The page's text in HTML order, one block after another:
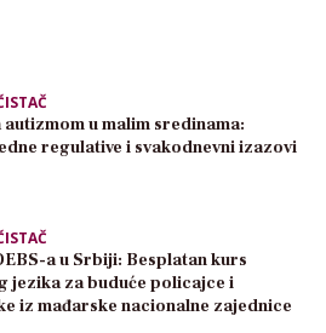
autizmom u malim sredinama:
regulative i svakodnevni izazovi
a u Srbiji: Besplatan kurs
jezika za buduće policajce i
iz mađarske nacionalne zajednice